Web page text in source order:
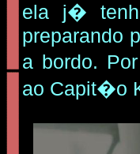
ela j�
preparando
a bordo.
ao Capit�o